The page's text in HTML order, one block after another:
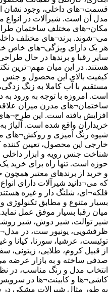
قسمت¬های داخلی، وجود نشان
مدل آن است. شیرآلات در انواع
مکان¬های مختلف ساختمان
می¬شوند. برند¬های مختلف
هر یک دارای ویژگی¬های خاص
سایر رقبا و برندها در حال
هستند. در این میان مهم¬ترین
کیفیت بالای این محصول و جنس
مستقیم با آب کاملا به زنگ
است. امروزه با توجه به ورود
ساختمان¬های مدرن میزان
افزایش یافته است. این
خریداران واقع شده است. آلیاژ
شیوه رنگ آمیزی و روکش¬های
خارجی این محصول، تعیین
شناخت جنس رویه و ابزار داخلی
حوزه است. تنها راه برای خرید
و خرید از برندهای معتبر
که می¬دانید شیرآلات دارای
فلکه¬ای، شلنگ دار و غیره
بسیار متنوع و مطابق تکنولوژی و
میان رقبا بسیار موفق عمل
شیر توالت، شیر دوش، شیر
ظرفشویی، یونیور ست، در
توئیست، عرشیا، سورنا، کیانا
از قبیل کروم، طلایی،
صدفی ساخته و به بازار عرضه
انتخاب مدل و رنگ مناسب، در
کاشی¬ها و کابینت¬ها در
به طور مثال شیرالات مشکی در